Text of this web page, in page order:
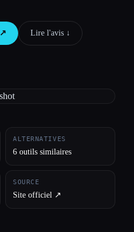
↗︎ Lire l'avis ↓︎
ALTERNATIVES
6 outils similaires
SOURCE
Site officiel ↗︎